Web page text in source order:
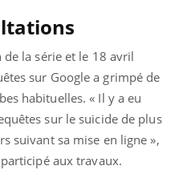
la série et le 18 avril
sur Google a grimpé de
habituelles. « Il y a eu
sur le suicide de plus
suivant sa mise en ligne »,
aux travaux.